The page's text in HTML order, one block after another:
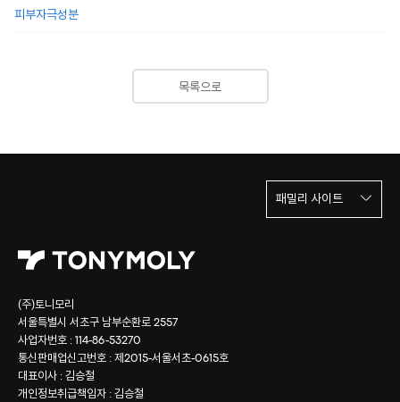
피부자극성분
목록으로
(주)토니모리
서울특별시 서초구 남부순환로 2557
사업자번호 : 114-86-53270
통신판매업신고번호 : 제2015-서울서초-0615호
대표이사 : 김승철
개인정보취급책임자 : 김승철
패밀리 사이트